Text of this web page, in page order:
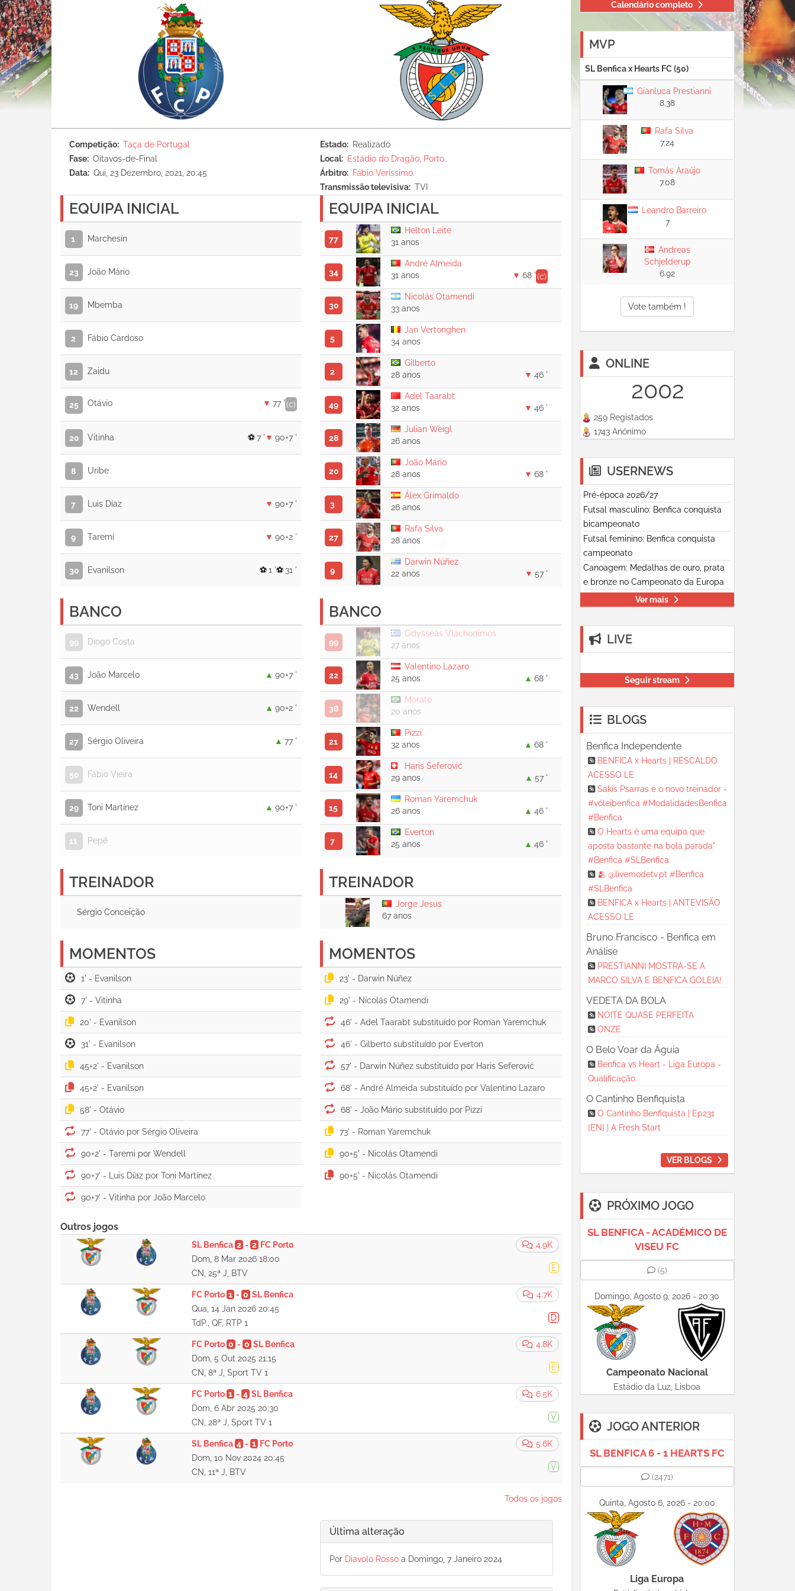
Competição
Taça de Portugal
Fase
Oitavos-de-Final
Data
Qui, 23 Dezembro, 2021, 20:45
Estado
Realizado
Local
Estádio do Dragão, Porto
Árbitro
Fábio Veríssimo
Transmissão televisiva
TVI
EQUIPA INICIAL
1 Marchesín
23 João Mário
19 Mbemba
2 Fábio Cardoso
12 Zaidu
25 Otávio (c)
77 '
20 Vitinha 90+7 '
7 '
8 Uribe
7 Luis Díaz 90+7 '
9 Taremi 90+2 '
30 Evanilson 31 '
1 '
BANCO
99 Diogo Costa
43 João Marcelo 90+7 '
22 Wendell 90+2 '
27 Sérgio Oliveira 77 '
50 Fábio Vieira
29 Toni Martínez 90+7 '
11 Pepê
TREINADOR
Sérgio Conceição
MOMENTOS
1' -
7' -
20' -
31' -
45+2' -
45+2' -
58' -
77' -
90+2' -
90+7' -
90+7' -
EQUIPA INICIAL
77
Helton Leite
31 anos
34
André Almeida
(c)
31 anos 68 '
30
Nicolás Otamendi
33 anos
5
Jan Vertonghen
34 anos
2
Gilberto
28 anos
46 '
49
Adel Taarabt
32 anos
46 '
28
Julian Weigl
26 anos
20
João Mário
28 anos
68 '
3
Álex Grimaldo
26 anos
27
Rafa Silva
28 anos
9
Darwin Núñez
22 anos
57 '
BANCO
99
Odysseas Vlachodimos
27 anos
22
Valentino Lazaro
25 anos
68 '
38
Morato
20 anos
21
Pizzi
32 anos
68 '
14
Haris Seferović
29 anos
57 '
15
Roman Yaremchuk
26 anos
46 '
7
Everton
25 anos
46 '
TREINADOR
Jorge Jesus
67 anos
MOMENTOS
23' -
29' -
46' - Adel Taarabt substituído por Roman Yaremchuk
46' - Gilberto substituído por Everton
57' -
68' - André Almeida substituído por Valentino Lazaro
68' -
73' -
90+5' -
90+5' -
Outros jogos
4.9K
E
SL Benfica 2- 2 FC Porto
Dom, 8 Mar 2026 18:00
CN, 25ª J, BTV
4.7K
D
FC Porto 1- 0 SL Benfica
Qua, 14 Jan 2026 20:45
TdP., QF, RTP 1
4.8K
E
FC Porto 0 - 0 SL Benfica
Dom, 5 Out 2025 21:15
CN, 8ª J, Sport TV 1
6.5K
V
FC Porto 1- 4 SL Benfica
Dom, 6 Abr 2025 20:30
CN, 28ª J, Sport TV 1
5.6K
V
SL Benfica 4- 1 FC Porto
Dom, 10 Nov 2024 20:45
CN, 11ª J, BTV
Todos os jogos
Última alteração
Por Diavolo Rossoa Domingo, 7 Janeiro 2024
Calendário completo
MVP
SL Benfica x Hearts FC (50)
Gianluca Prestianni
8.38
Rafa Silva
7.24
Tomás Araújo
7.08
Leandro Barreiro
7
Andreas
Schjelderup
6.92
Vote também !
ONLINE
2002
259 Registados
1743 Anónimo
USERNEWS
Pré-época 2026/27
Futsal masculino: Benfica conquista
bicampeonato
Futsal feminino: Benfica conquista
campeonato
Canoagem: Medalhas de ouro, prata
e bronze no Campeonato da Europa
Ver mais
LIVE
Seguir stream
BLOGS
Benfica Independente
BENFICA x Hearts | RESCALDO
ACESSO LE
Sakis Psarras é o novo treinador -
#vóleibenfica #ModalidadesBenfica
#Benfica
O Hearts é uma equipa que
aposta bastante na bola parada"
#Benfica #SLBenfica
🫂 @livemodetv.pt #Benfica
#SLBenfica
BENFICA x Hearts | ANTEVISÃO
ACESSO LE
Bruno Francisco - Benfica em
Análise
PRESTIANNI MOSTRA-SE A
MARCO SILVA E BENFICA GOLEIA!
VEDETA DA BOLA
NOITE QUASE PERFEITA
ONZE
O Belo Voar da Águia
Benfica vs Heart - Liga Europa -
Qualificação.
O Cantinho Benfiquista
O Cantinho Benfiquista | Ep231
[EN] | A Fresh Start
VER BLOGS
PRÓXIMO JOGO
SL BENFICA - ACADÉMICO DE
VISEU FC
(5)
Domingo, Agosto 9, 2026 - 20:30
Campeonato Nacional
Estádio da Luz, Lisboa
JOGO ANTERIOR
SL BENFICA 6 - 1 HEARTS FC
(2471)
Quinta, Agosto 6, 2026 - 20:00
Liga Europa